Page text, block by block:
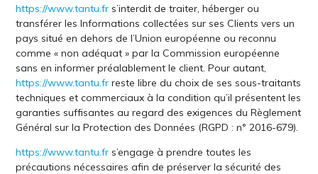
https://www.tantu.fr s’interdit de traiter, héberger ou
transférer les Informations collectées sur ses Clients vers un
pays situé en dehors de l’Union européenne ou reconnu
comme « non adéquat » par la Commission européenne
sans en informer préalablement le client. Pour autant,
https://www.tantu.fr reste libre du choix de ses sous-traitants
techniques et commerciaux à la condition qu’il présentent les
garanties suffisantes au regard des exigences du Règlement
Général sur la Protection des Données (RGPD : n° 2016-679).
https://www.tantu.fr s’engage à prendre toutes les
précautions nécessaires afin de préserver la sécurité des